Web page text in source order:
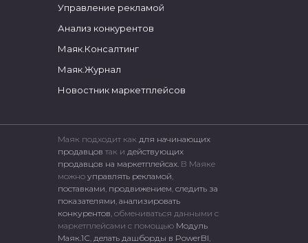
Управление рекламой
Анализ конкурентов
Маяк.Консалтинг
Маяк.Журнал
Новостник маркетплейсов
Маяк подходит как для начинающих
продавцов так и действующих
продавцов на маркетплейсах. В Маяке
можно управлять рекламой,
поставками, продвижением, следить за
показателями, анализировать
конкурентов, обмениваться данными с
маркетплейсами c помощью Модуль
Маяк.1С, делать дашборды в PowerBI,